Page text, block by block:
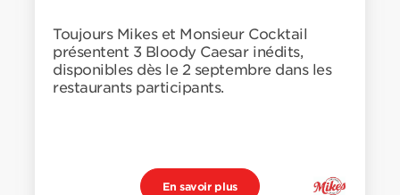
Toujours Mikes et Monsieur Cocktail
présentent 3 Bloody Caesar inédits,
disponibles dès le 2 septembre dans les
restaurants participants.
En savoir plus